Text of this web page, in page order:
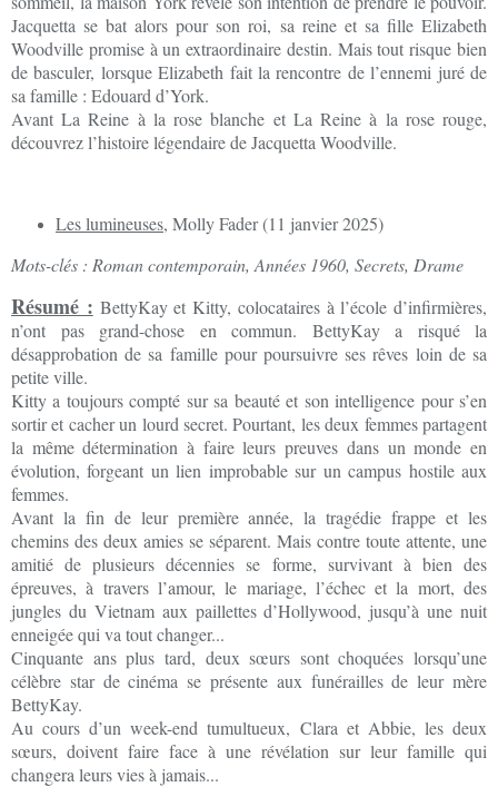
Jacquetta se bat alors pour son roi, sa reine et sa fille Elizabeth
Woodville promise à un extraordinaire destin. Mais tout risque bien
de basculer, lorsque Elizabeth fait la rencontre de l’ennemi juré de
sa famille : Edouard d’York.
Avant La Reine à la rose blanche et La Reine à la rose rouge,
découvrez l’histoire légendaire de Jacquetta Woodville.
Les lumineuses, Molly Fader (11 janvier 2025)
Mots-clés : Roman contemporain, Années 1960, Secrets, Drame
Résumé : BettyKay et Kitty, colocataires à l’école d’infirmières,
n’ont pas grand-chose en commun. BettyKay a risqué la
désapprobation de sa famille pour poursuivre ses rêves loin de sa
petite ville.
Kitty a toujours compté sur sa beauté et son intelligence pour s’en
sortir et cacher un lourd secret. Pourtant, les deux femmes partagent
la même détermination à faire leurs preuves dans un monde en
évolution, forgeant un lien improbable sur un campus hostile aux
femmes.
Avant la fin de leur première année, la tragédie frappe et les
chemins des deux amies se séparent. Mais contre toute attente, une
amitié de plusieurs décennies se forme, survivant à bien des
épreuves, à travers l’amour, le mariage, l’échec et la mort, des
jungles du Vietnam aux paillettes d’Hollywood, jusqu’à une nuit
enneigée qui va tout changer...
Cinquante ans plus tard, deux sœurs sont choquées lorsqu’une
célèbre star de cinéma se présente aux funérailles de leur mère
BettyKay.
Au cours d’un week-end tumultueux, Clara et Abbie, les deux
sœurs, doivent faire face à une révélation sur leur famille qui
changera leurs vies à jamais...